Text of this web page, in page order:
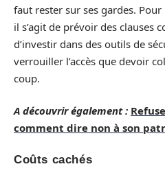
faut rester sur ses gardes.
il s’agit de prévoir des clauses
d’investir dans des outils de
verrouiller l’accès que devoir
coup.
A découvrir également :
comment dire non à son
Coûts cachés